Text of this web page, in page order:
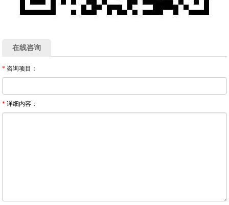
在线咨询
* 咨询项目：
* 详细内容：